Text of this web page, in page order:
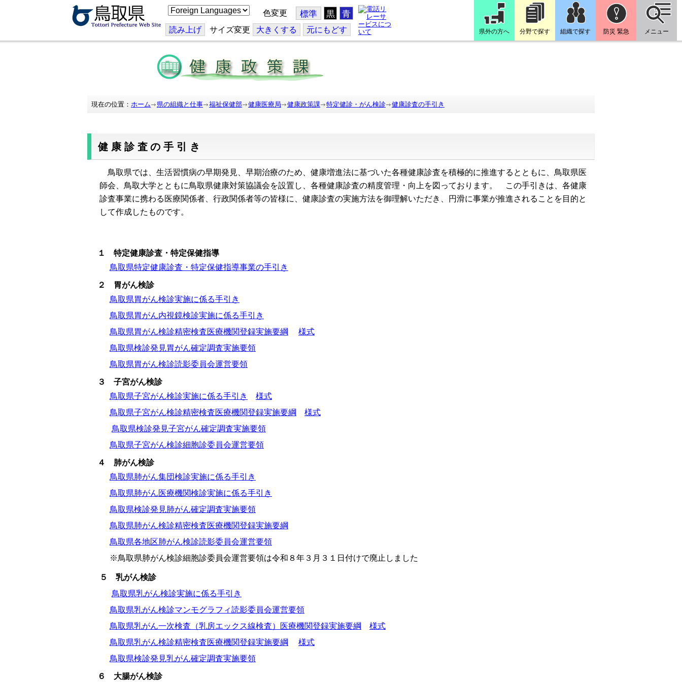
こ
の
ジ
を
訳
す
る
色変更 標準 黒 青
読み上げ サイズ変更 大きくする 元にもどす 県外の方へ 分野で探す 組織で探す 防災 緊急 メニュー
現在の位置： ホーム 県の組織と仕事 福祉保健部 健康医療局 健康政策課 特定健診・がん検診 健康診査の手引き
健康診査の手引き
鳥取県では、生活習慣病の早期発見、早期治療のため、健康増進法に基づいた各種健康診査を積極的に推進するとともに、鳥取県医
師会、鳥取大学とともに鳥取県健康対策協議会を設置し、各種健康診査の精度管理・向上を図っております。 この手引きは、各健康
診査事業に携わる医療関係者、行政関係者等の皆様に、健康診査の実施方法を御理解いただき、円滑に事業が推進されることを目的と
して作成したものです。
１ 特定健康診査・特定保健指導
鳥取県特定健康診査・特定保健指導事業の手引き
２ 胃がん検診
鳥取県胃がん検診実施に係る手引き
鳥取県胃がん内視鏡検診実施に係る手引き
鳥取県胃がん検診精密検査医療機関登録実施要綱
様式
鳥取県検診発見胃がん確定調査実施要領
鳥取県胃がん検診読影委員会運営要領
３ 子宮がん検診
鳥取県子宮がん検診実施に係る手引き
様式
鳥取県子宮がん検診精密検査医療機関登録実施要綱
様式
鳥取県検診発見子宮がん確定調査実施要領
鳥取県子宮がん検診細胞診委員会運営要領
４ 肺がん検診
鳥取県肺がん集団検診実施に係る手引き
鳥取県肺がん医療機関検診実施に係る手引き
鳥取県検診発見肺がん確定調査実施要領
鳥取県肺がん検診精密検査医療機関登録実施要綱
鳥取県各地区肺がん検診読影委員会運営要領
※鳥取県肺がん検診細胞診委員会運営要領は令和８年３月３１日付けで廃止しました
５ 乳がん検診
鳥取県乳がん検診実施に係る手引き
鳥取県乳がん検診マンモグラフィ読影委員会運営要領
鳥取県乳がん一次検査（乳房エックス線検査）医療機関登録実施要綱
様式
鳥取県乳がん検診精密検査医療機関登録実施要綱
様式
鳥取県検診発見乳がん確定調査実施要領
６ 大腸がん検診